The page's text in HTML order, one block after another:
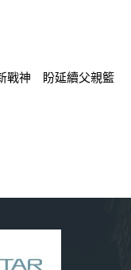
戰神 盼延續父親籃